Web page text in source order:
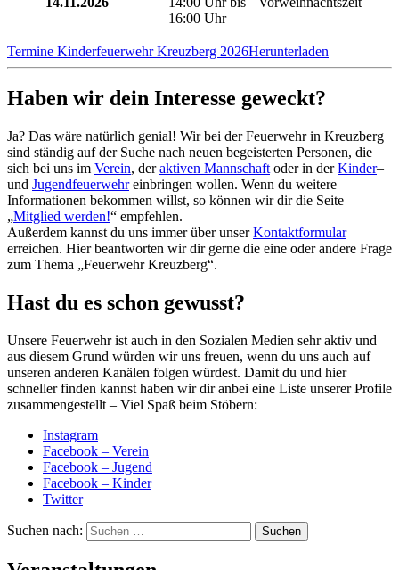
16:00 Uhr
Termine Kinderfeuerwehr Kreuzberg 2026Herunterladen
Haben wir dein Interesse geweckt?
Ja? Das wäre natürlich genial! Wir bei der Feuerwehr in Kreuzberg
sind ständig auf der Suche nach neuen begeisterten Personen, die
sich bei uns im Verein, deraktiven Mannschaft oder in derKinder–
und Jugendfeuerwehreinbringen wollen. Wenn du weitere
Informationen bekommen willst, so können wir dir die Seite
„Mitglied werden!“ empfehlen.
Außerdem kannst du uns immer über unserKontaktformular
erreichen. Hier beantworten wir dir gerne die eine oder andere Frage
zum Thema „Feuerwehr Kreuzberg“.
Hast du es schon gewusst?
Unsere Feuerwehr ist auch in den Sozialen Medien sehr aktiv und
aus diesem Grund würden wir uns freuen, wenn du uns auch auf
unseren anderen Kanälen folgen würdest. Damit du und hier
schneller finden kannst haben wir dir anbei eine Liste unserer Profile
zusammengestellt – Viel Spaß beim Stöbern:
Instagram
Facebook – Verein
Facebook – Jugend
Facebook – Kinder
Twitter
Suchen nach: